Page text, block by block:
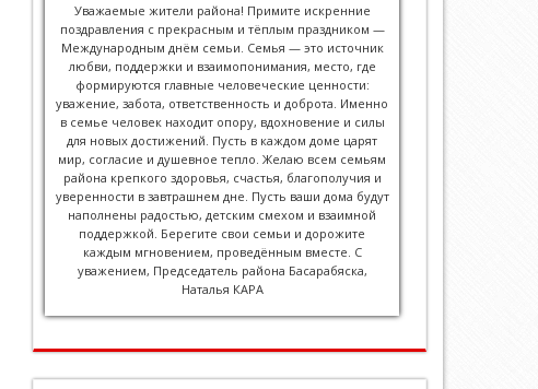
Уважаемые жители района! Примите искренние
поздравления с прекрасным и тёплым праздником —
Международным днём семьи. Семья — это источник
любви, поддержки и взаимопонимания, место, где
формируются главные человеческие ценности:
уважение, забота, ответственность и доброта. Именно
в семье человек находит опору, вдохновение и силы
для новых достижений. Пусть в каждом доме царят
мир, согласие и душевное тепло. Желаю всем семьям
района крепкого здоровья, счастья, благополучия и
уверенности в завтрашнем дне. Пусть ваши дома будут
наполнены радостью, детским смехом и взаимной
поддержкой. Берегите свои семьи и дорожите
каждым мгновением, проведённым вместе. С
уважением, Председатель района Басарабяска,
Наталья КАРА